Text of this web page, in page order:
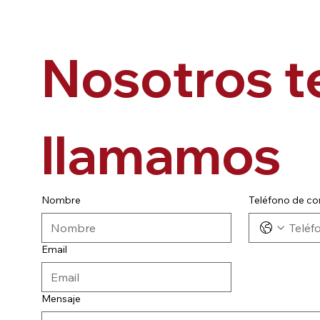
Nosotros
llamamos
Nombre Teléfono de
Email
Mensaje